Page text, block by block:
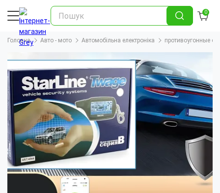
0
Головна Авто - мото Автомобільна електроніка противоугонные